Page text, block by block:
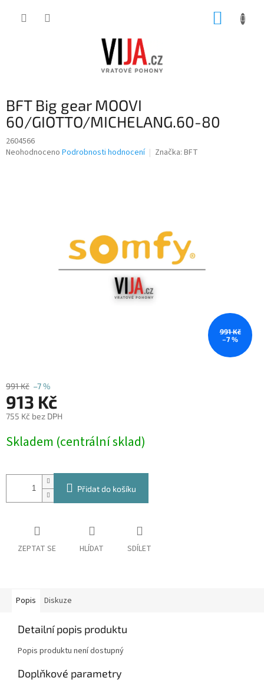
BFT Big gear MOOVI
60/GIOTTO/MICHELANG.60-80
2604566
Průměrné
Neohodnoceno Podrobnosti hodnocení Značka: BFT
991 Kč
–7 %
991 Kč –7 %
913 Kč
755 Kč bez DPH
cena:
Skladem (centrální sklad)
Přidat do košíku
ZEPTAT SE HLÍDAT SDÍLET
Popis Diskuze
Detailní popis produktu
Popis produktu není dostupný
Doplňkové parametry